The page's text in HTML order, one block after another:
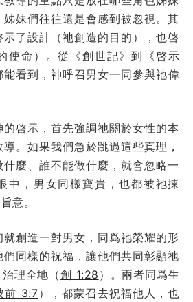
妹們往往還是會感到被忽視。其
了設計（祂創造的目的），也啓
使命）。從《創世記》到《啓示
能看到，神呼召男女一同參與祂偉
啓示，首先強調祂關於女性的本
。如果我們急於跳過這些真理，
什麼、誰不能做什麼，就會忽略一
中，男女同樣寶貴，也都被祂揀
意。
創造一對男女，同爲祂榮耀的形
同樣的祝福，讓他們共同彰顯祂
理全地（創 1:28 ）。兩者同爲生
前 3:7），都蒙召去祝福他人，也